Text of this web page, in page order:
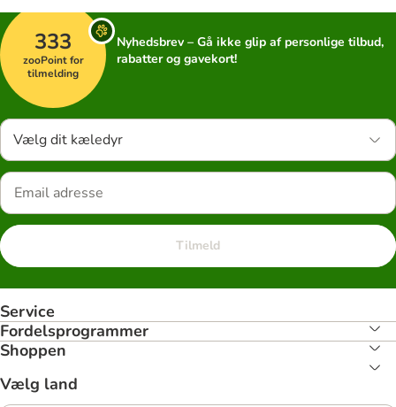
333
zooPoint for
tilmelding
Nyhedsbrev – Gå ikke glip af personlige tilbud,
rabatter og gavekort!
Vælg dit kæledyr
Tilmeld
Service
Fordelsprogrammer
Shoppen
Vælg land